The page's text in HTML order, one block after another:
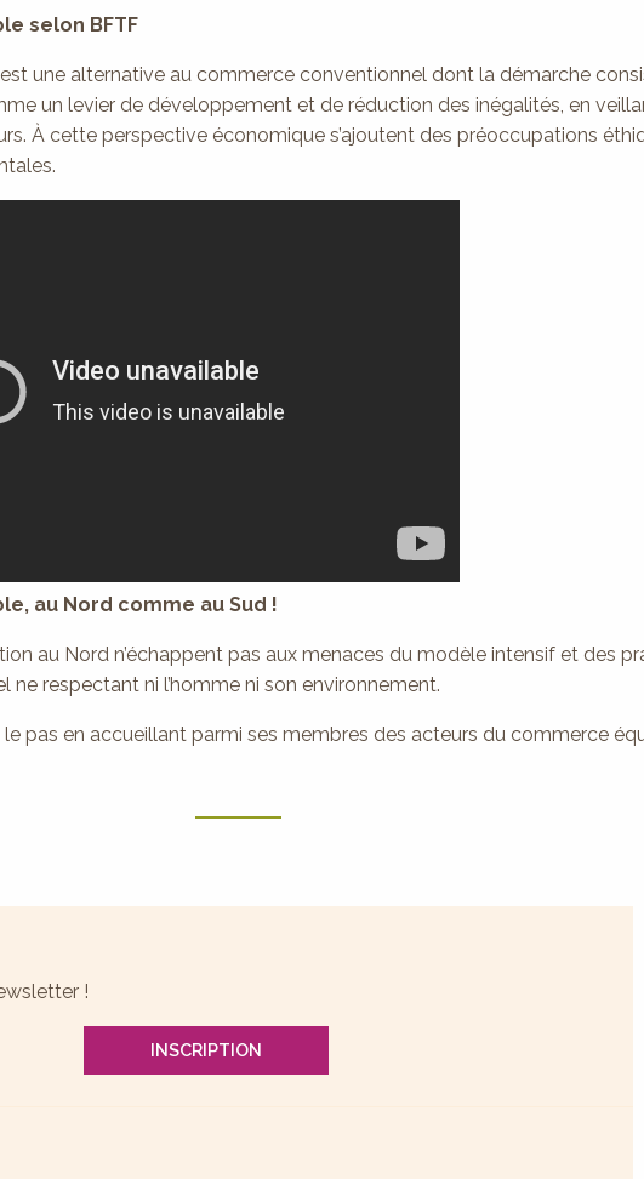
selon BFTF
une alternative au commerce conventionnel dont la démarche
un levier de développement et de réduction des inégalités, en
À cette perspective économique s’ajoutent des préoccupations
au Nord comme au Sud !
au Nord n’échappent pas aux menaces du modèle intensif et des
respectant ni l’homme ni son environnement.
le pas en accueillant parmi ses membres des acteurs du commerce
!
INSCRIPTION